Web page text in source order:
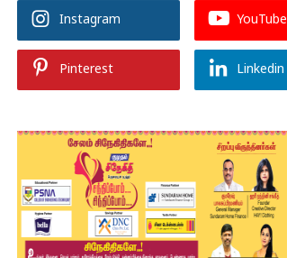
Instagram YouTube
Pinterest Linkedin